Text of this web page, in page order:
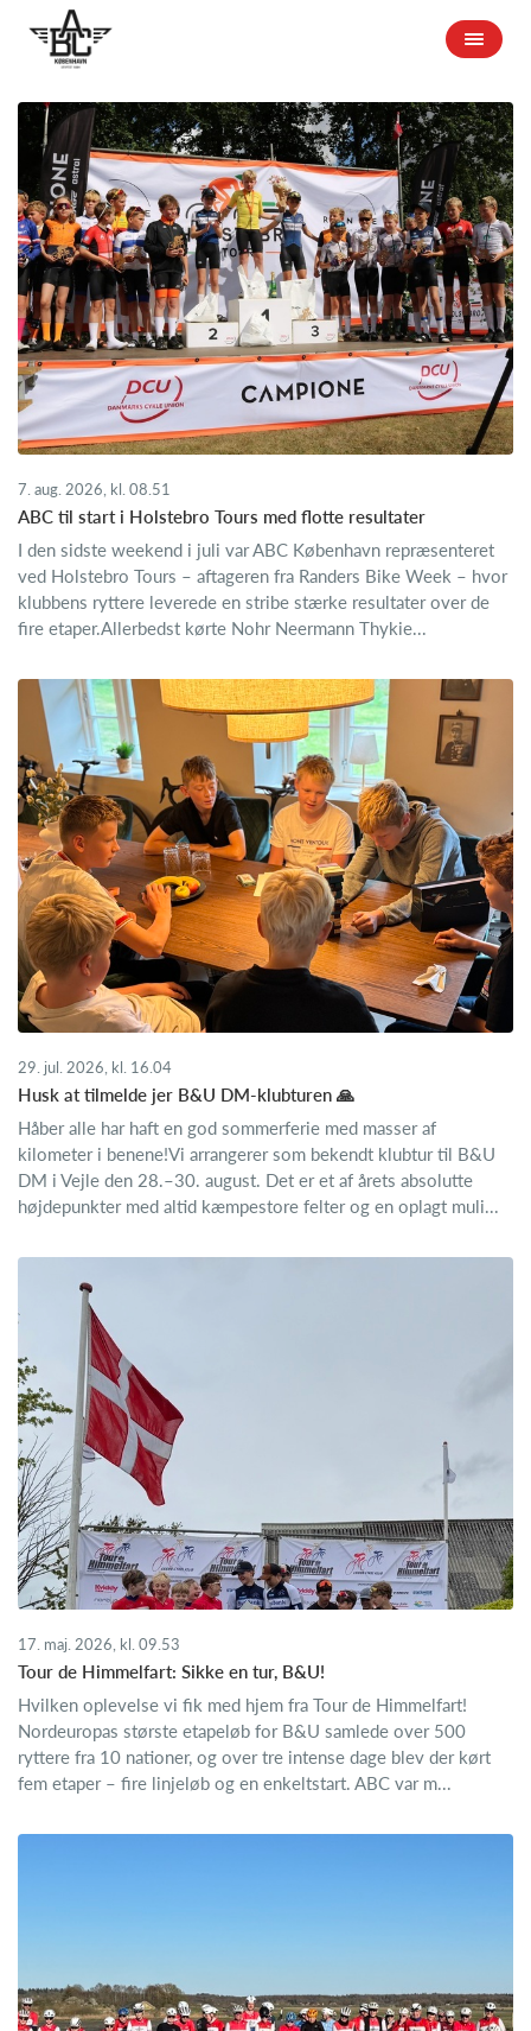
7. aug. 2026, kl. 08.51
ABC til start i Holstebro Tours med flotte resultater
I den sidste weekend i juli var ABC København repræsenteret
ved Holstebro Tours – aftageren fra Randers Bike Week – hvor
klubbens ryttere leverede en stribe stærke resultater over de
fire etaper.Allerbedst kørte Nohr Neermann Thykie...
29. jul. 2026, kl. 16.04
Husk at tilmelde jer B&U DM-klubturen 🙏
Håber alle har haft en god sommerferie med masser af
kilometer i benene!Vi arrangerer som bekendt klubtur til B&U
DM i Vejle den 28.–30. august. Det er et af årets absolutte
højdepunkter med altid kæmpestore felter og en oplagt muli...
17. maj. 2026, kl. 09.53
Tour de Himmelfart: Sikke en tur, B&U!
Hvilken oplevelse vi fik med hjem fra Tour de Himmelfart!
Nordeuropas største etapeløb for B&U samlede over 500
ryttere fra 10 nationer, og over tre intense dage blev der kørt
fem etaper – fire linjeløb og en enkeltstart. ABC var m...